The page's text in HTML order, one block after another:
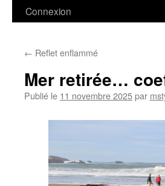
Connexion
← Reflet enflammé
Mer retirée…
Publié le 11 novembre 2025par